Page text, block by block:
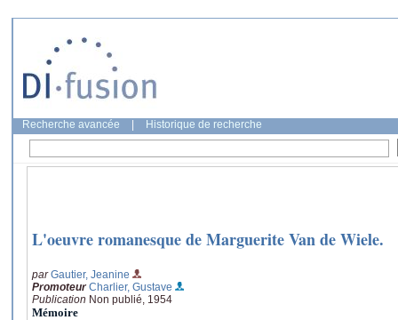
Recherche avancée Historique de recherche
L'oeuvre romanesque de Marguerite Van de Wiele.
parGautier, Jeanine
Promoteur Charlier, Gustave
Publication Non publié, 1954
Mémoire